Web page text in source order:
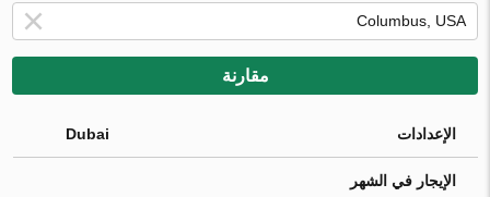
مقارنة
الإعدادات Dubai
الإيجار في الشهر